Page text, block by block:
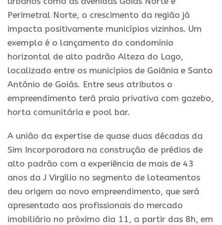
Perimetral Norte, o crescimento da região já
impacta positivamente municípios vizinhos. Um
exemplo é o lançamento do condomínio
horizontal de alto padrão Alteza do Lago,
localizado entre os municípios de Goiânia e Santo
Antônio de Goiás. Entre seus atributos o
empreendimento terá praia privativa com gazebo,
horta comunitária e pool bar.
A união da expertise de quase duas décadas da
Sim Incorporadora na construção de prédios de
alto padrão com a experiência de mais de 43
anos da J Virgílio no segmento de loteamentos
deu origem ao novo empreendimento, que será
apresentado aos profissionais do mercado
imobiliário no próximo dia 11, a partir das 8h, em